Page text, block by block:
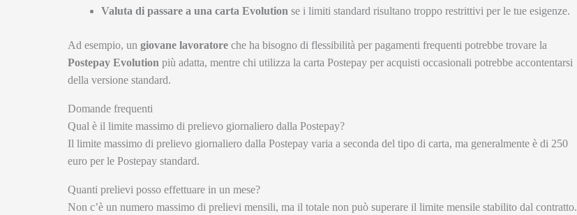
Valuta di passare a una carta Evolution se i limiti standard risultano troppo restrittivi per le tue esigenze.
Ad esempio, un giovane lavoratore che ha bisogno di flessibilità per pagamenti frequenti potrebbe trovare la
Postepay Evolution più adatta, mentre chi utilizza la carta Postepay per acquisti occasionali potrebbe accontentarsi
della versione standard.
Domande frequenti
Qual è il limite massimo di prelievo giornaliero dalla Postepay?
Il limite massimo di prelievo giornaliero dalla Postepay varia a seconda del tipo di carta, ma generalmente è di 250
euro per le Postepay standard.
Quanti prelievi posso effettuare in un mese?
Non c’è un numero massimo di prelievi mensili, ma il totale non può superare il limite mensile stabilito dal contratto.